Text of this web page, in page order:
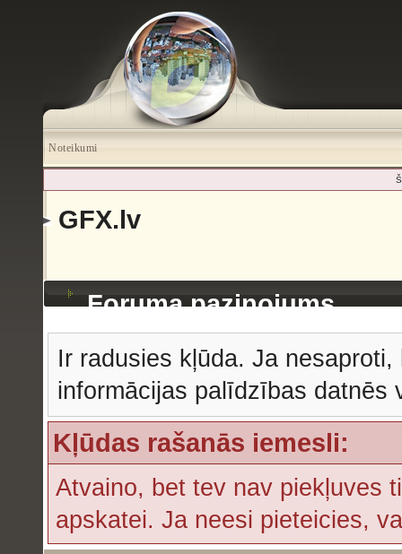
Noteikumi
GFX.lv
Foruma paziņojums
Ir radusies kļūda. Ja
informācijas palīdzības datnēs
Kļūdas rašanās iemesli:
Atvaino, bet tev nav piekļuves
apskatei. Ja neesi pieteicies,